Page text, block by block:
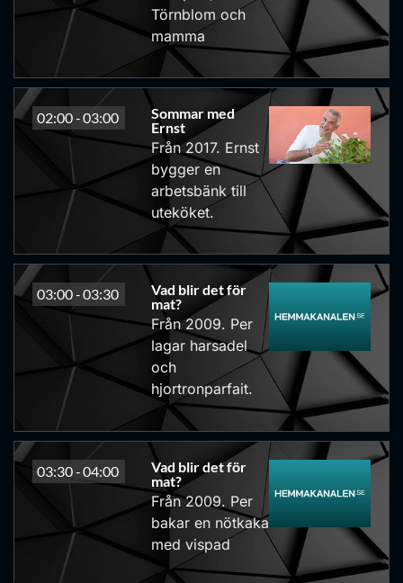
Törnblom och
mamma
02:00 -03:00
Sommar med
Ernst
Från 2017. Ernst
bygger en
arbetsbänk till
uteköket.
03:00 -03:30
Vad blir det för
mat?
Från 2009. Per
lagar harsadel
och
hjortronparfait.
03:30 -04:00
Vad blir det för
mat?
Från 2009. Per
bakar en nötkaka
med vispad